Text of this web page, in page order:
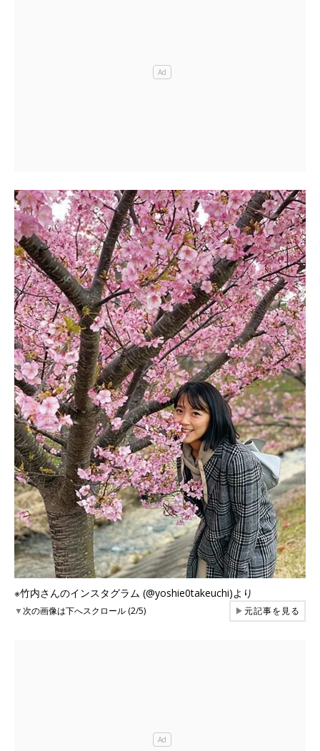
※竹内さんのインスタグラム (@yoshie0takeuchi)より
▼次の画像は下へスクロール (2/5) ▶元記事を見る